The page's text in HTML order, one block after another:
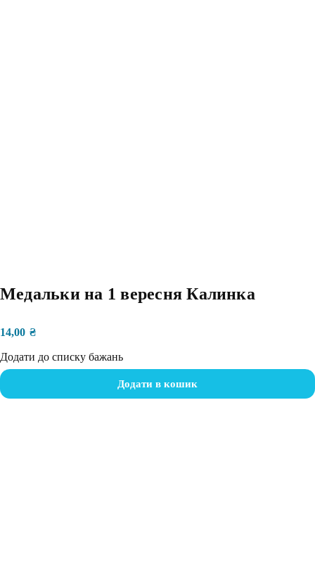
Медальки на 1 вересня Калинка
14,00 ₴
Додати до списку бажань
Додати в кошик